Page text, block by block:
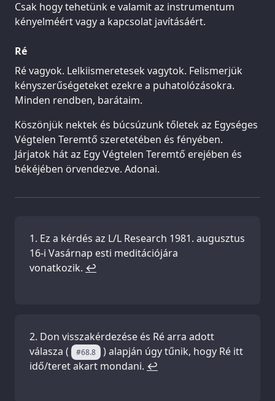
Csak hogy tehetünk e valamit az instrumentum
kényelméért vagy a kapcsolat javításáért.
Ré
Ré vagyok. Lelkiismeretesek vagytok. Felismerjük
kényszerűségeteket ezekre a puhatolózásokra.
Minden rendben, barátaim.
Köszönjük nektek és búcsúzunk tőletek az Egységes
Végtelen Teremtő szeretetében és fényében.
Járjatok hát az Egy Végtelen Teremtő erejében és
békéjében örvendezve. Adonai.
Ez a kérdés az L/L Research 1981. augusztus
16-i Vasárnap esti meditációjára
vonatkozik. ↩
Don visszakérdezése és Ré arra adott
válasza (
#68.8
) alapján úgy tűnik, hogy Ré itt
idő/teret akart mondani. ↩